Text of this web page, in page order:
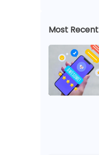
Most Recent